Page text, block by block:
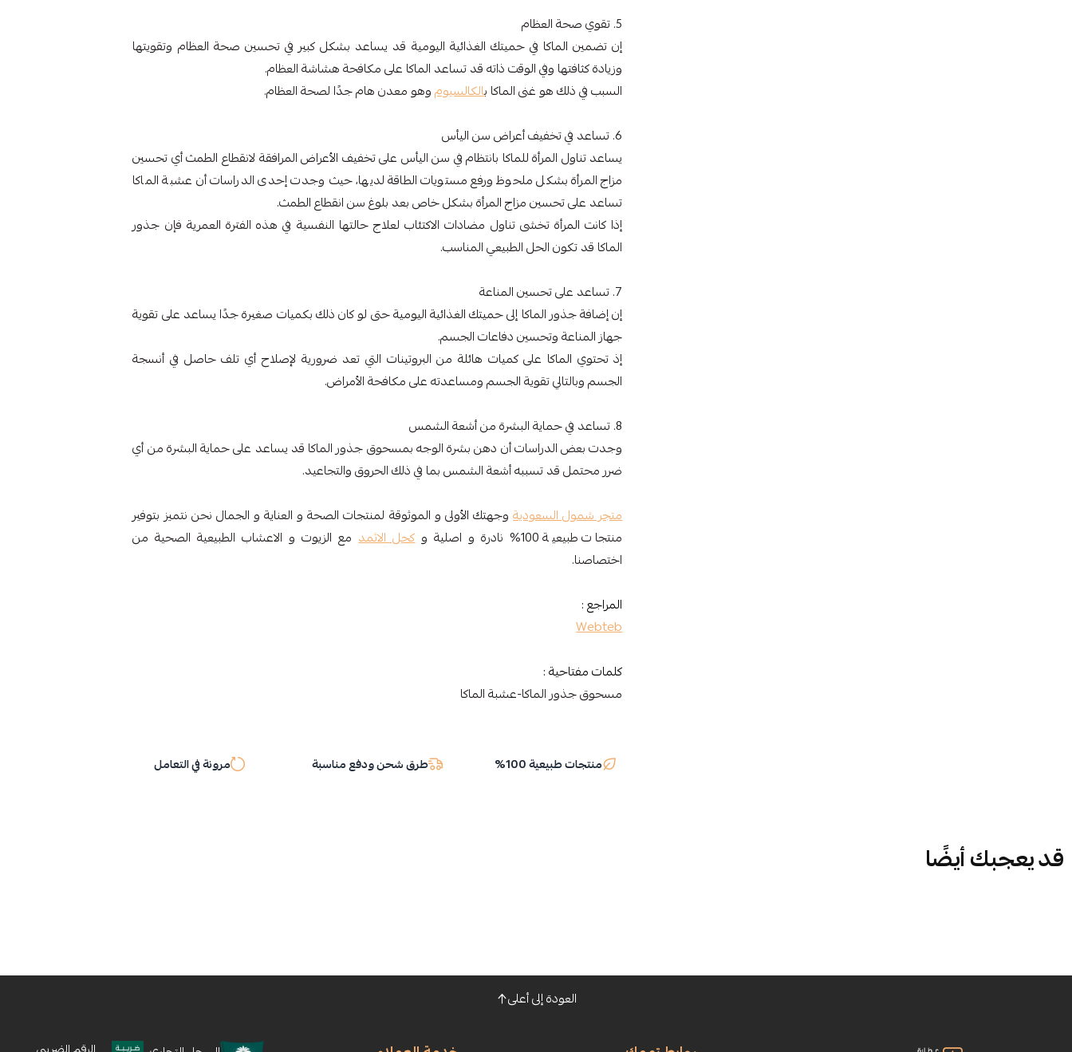
5. تقوي صحة العظام
إن تضمين الماكا في حميتك الغذائية اليومية قد يساعد بشكل كبير في تحسين صحة العظام وتقويتها
وزيادة كثافتها وفي الوقت ذاته قد تساعد الماكا على مكافحة هشاشة العظام.
السبب في ذلك هو غنى الماكا بالكالسيوموهو معدن هام جدًا لصحة العظام.
6. تساعد في تخفيف أعراض سن اليأس
يساعد تناول المرأة للماكا بانتظام في سن اليأس على تخفيف الأعراض المرافقة لانقطاع الطمث أي تحسين
مزاج المرأة بشكل ملحوظ ورفع مستويات الطاقة لديها، حيث وجدت إحدى الدراسات أن عشبة الماكا
تساعد على تحسين مزاج المرأة بشكل خاص بعد بلوغ سن انقطاع الطمث.
إذا كانت المرأة تخشى تناول مضادات الاكتئاب لعلاج حالتها النفسية في هذه الفترة العمرية فإن جذور
الماكا قد تكون الحل الطبيعي المناسب.
7. تساعد على تحسين المناعة
إن إضافة جذور الماكا إلى حميتك الغذائية اليومية حتى لو كان ذلك بكميات صغيرة جدًا يساعد على تقوية
جهاز المناعة وتحسين دفاعات الجسم.
إذ تحتوي الماكا على كميات هائلة من البروتينات التي تعد ضرورية لإصلاح أي تلف حاصل في أنسجة
الجسم وبالتالي تقوية الجسم ومساعدته على مكافحة الأمراض.
8. تساعد في حماية البشرة من أشعة الشمس
وجدت بعض الدراسات أن دهن بشرة الوجه بمسحوق جذور الماكا قد يساعد على حماية البشرة من أي
ضرر محتمل قد تسببه أشعة الشمس بما في ذلك الحروق والتجاعيد.
متجر شمول السعوديةوجهتك الأولى و الموثوقة لمنتجات الصحة و العناية و الجمال نحن نتميز بتوفير
منتجات طبيعية 100% نادرة و اصلية و
كحل الاثمدمع الزيوت و الاعشاب الطبيعية الصحية من
اختصاصنا.
المراجع :
Webteb
كلمات مفتاحية :
مسحوق جذور الماكا-عشبة الماكا
منتجات طبيعية 100% طرق شحن ودفع مناسبة مرونة في التعامل
قد يعجبك أيضًا
العودة إلى أعلى